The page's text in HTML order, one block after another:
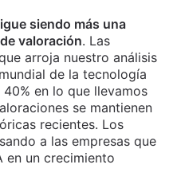
siendo más una
valoración. Las
arroja nuestro análisis
de la tecnología
en lo que llevamos
se mantienen
recientes. Los
a las empresas que
en un crecimiento